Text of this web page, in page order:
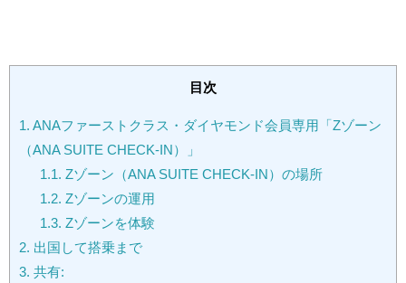
目次
1. ANAファーストクラス・ダイヤモンド会員専用「Zゾーン
（ANA SUITE CHECK-IN）」
1.1. Zゾーン（ANA SUITE CHECK-IN）の場所
1.2. Zゾーンの運用
1.3. Zゾーンを体験
2. 出国して搭乗まで
3. 共有: